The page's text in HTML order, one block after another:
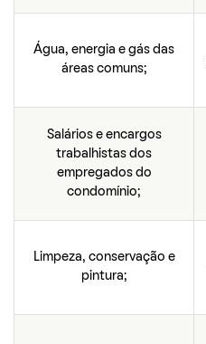
Água, energia e gás das
áreas comuns;
Salários e encargos
trabalhistas dos
empregados do
condomínio;
Limpeza, conservação e
pintura;